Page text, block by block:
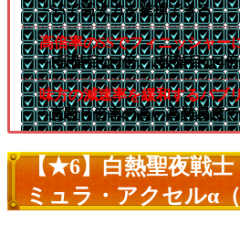
└SSで高火力を発揮できる
高倍率のSSでフィニッシャー
└1段階目は2倍、2段階目は4倍
味方の減速率を緩和するバブ
└直殴り倍率の高い高難易度
【★6】白熱聖夜戦
ミュラ・アクセルα